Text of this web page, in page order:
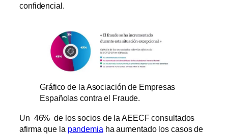
confidencial.
Gráfico de la Asociación de Empresas
Españolas contra el Fraude.
Un 46% de los socios de la AEECF consultados
afirma que la pandemia ha aumentado los casos de